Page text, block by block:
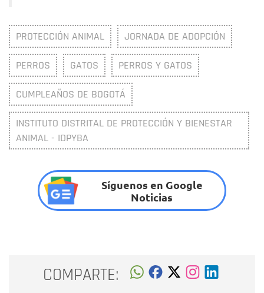
PROTECCIÓN ANIMAL JORNADA DE ADOPCIÓN
PERROS GATOS PERROS Y GATOS
CUMPLEAÑOS DE BOGOTÁ
INSTITUTO DISTRITAL DE PROTECCIÓN Y BIENESTAR
ANIMAL - IDPYBA
Síguenos en Google
Noticias
COMPARTE: